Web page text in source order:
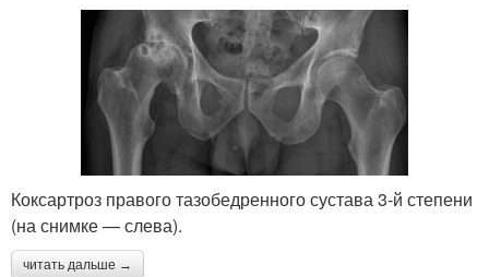
Коксартроз правого тазобедренного сустава 3-й степени
(на снимке — слева).
читать дальше →